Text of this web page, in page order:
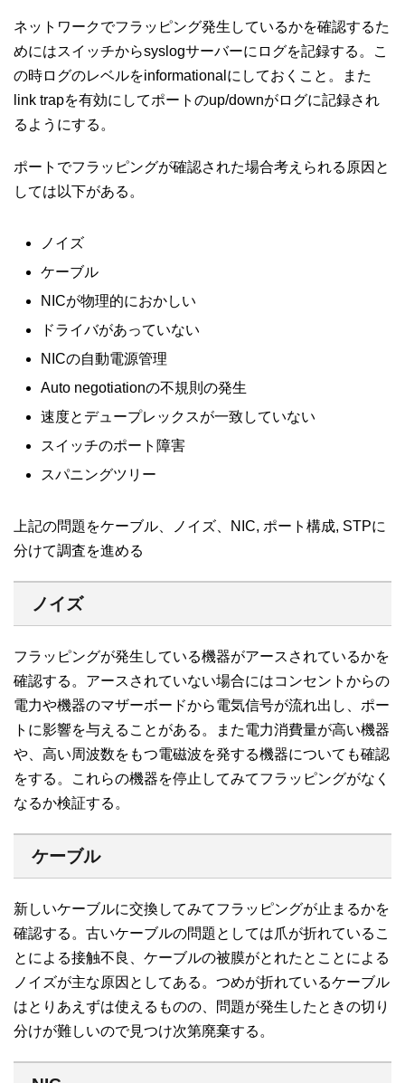
ネットワークでフラッピング発生しているかを確認するた
めにはスイッチからsyslogサーバーにログを記録する。こ
の時ログのレベルをinformationalにしておくこと。また
link trapを有効にしてポートのup/downがログに記録され
るようにする。
ポートでフラッピングが確認された場合考えられる原因と
しては以下がある。
ノイズ
ケーブル
NICが物理的におかしい
ドライバがあっていない
NICの自動電源管理
Auto negotiationの不規則の発生
速度とデュープレックスが一致していない
スイッチのポート障害
スパニングツリー
上記の問題をケーブル、ノイズ、NIC, ポート構成, STPに
分けて調査を進める
ノイズ
フラッピングが発生している機器がアースされているかを
確認する。アースされていない場合にはコンセントからの
電力や機器のマザーボードから電気信号が流れ出し、ポー
トに影響を与えることがある。また電力消費量が高い機器
や、高い周波数をもつ電磁波を発する機器についても確認
をする。これらの機器を停止してみてフラッピングがなく
なるか検証する。
ケーブル
新しいケーブルに交換してみてフラッピングが止まるかを
確認する。古いケーブルの問題としては爪が折れているこ
とによる接触不良、ケーブルの被膜がとれたとことによる
ノイズが主な原因としてある。つめが折れているケーブル
はとりあえずは使えるものの、問題が発生したときの切り
分けが難しいので見つけ次第廃棄する。